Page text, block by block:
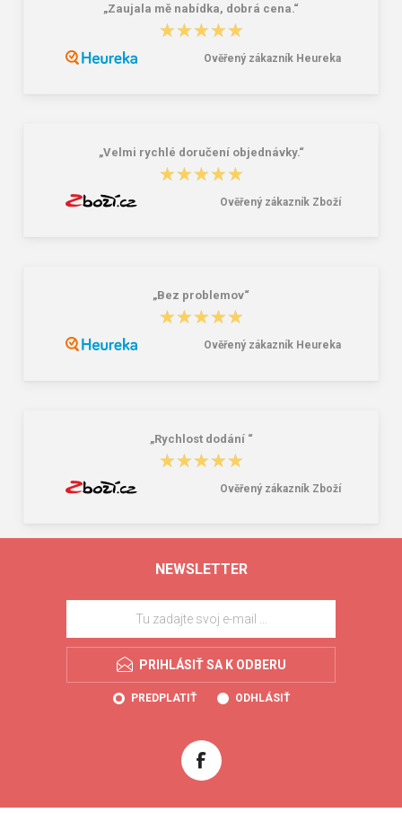
„Zaujala mě nabídka, dobrá cena.“
★★★★★
★★★★★
Ověřený zákazník Heureka
„Velmi rychlé doručení objednávky.“
★★★★★
★★★★★
Ověřený zákazník Zboží
„Bez problemov“
★★★★★
★★★★★
Ověřený zákazník Heureka
„Rychlost dodání “
★★★★★
★★★★★
Ověřený zákazník Zboží
NEWSLETTER
PRIHLÁSIŤ SA K ODBERU
PREDPLATIŤ ODHLÁSIŤ